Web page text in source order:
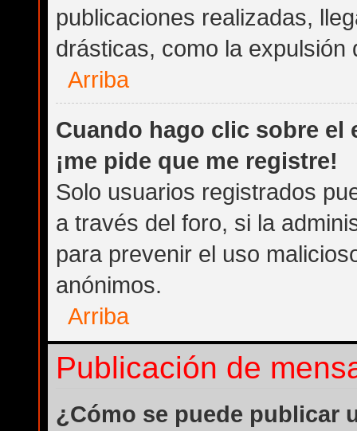
publicaciones realizadas,
drásticas, como la expulsión
Arriba
Cuando hago clic sobre el
¡me pide que me registre!
Solo usuarios registrados
a través del foro, si la
para prevenir el uso
anónimos.
Arriba
Publicación de
¿Cómo se puede publicar